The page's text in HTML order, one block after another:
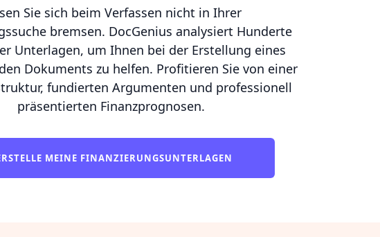
Sie sich beim Verfassen nicht in Ihrer
bremsen. DocGenius analysiert Hunderte
Unterlagen, um Ihnen bei der Erstellung eines
Dokuments zu helfen. Profitieren Sie von einer
fundierten Argumenten und professionell
präsentierten Finanzprognosen.
MEINE FINANZIERUNGSUNTERLAGEN